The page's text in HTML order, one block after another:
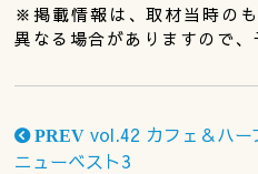
※掲載情報は、取材当時の
異なる場合がありますので、
PREV vol.42 カフェ＆ハ
ニューベスト3